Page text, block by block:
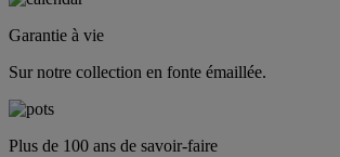
Garantie à vie
Sur notre collection en fonte émaillée.
Plus de 100 ans de savoir-faire